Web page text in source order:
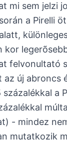
mi sem jelzi
a Pirelli
kor
felvonultató
az új abroncs
a
- mindez
mutatkozik